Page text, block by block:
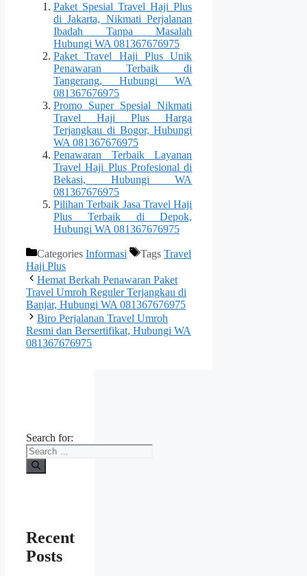
Paket Spesial Travel Haji Plus
di Jakarta, Nikmati Perjalanan
Ibadah Tanpa Masalah
Hubungi WA 081367676975
Paket Travel Haji Plus Unik
Penawaran Terbaik di
Tangerang, Hubungi WA
081367676975
Promo Super Spesial Nikmati
Travel Haji Plus Harga
Terjangkau di Bogor, Hubungi
WA 081367676975
Penawaran Terbaik Layanan
Travel Haji Plus Profesional di
Bekasi, Hubungi WA
081367676975
Pilihan Terbaik Jasa Travel Haji
Plus Terbaik di Depok,
Hubungi WA 081367676975
Categories Informasi Tags Travel
Haji Plus
Hemat Berkah Penawaran Paket
Travel Umroh Reguler Terjangkau di
Banjar, Hubungi WA 081367676975
Biro Perjalanan Travel Umroh
Resmi dan Bersertifikat, Hubungi WA
081367676975
Search for:
Recent
Posts